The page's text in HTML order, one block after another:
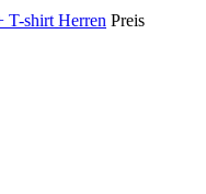
T-shirt Herren Preis